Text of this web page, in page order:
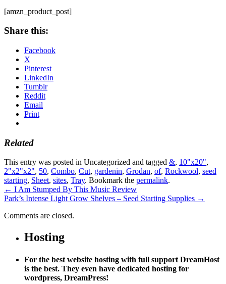
[amzn_product_post]
Share this:
Facebook
X
Pinterest
LinkedIn
Tumblr
Reddit
Email
Print
Related
This entry was posted in Uncategorized and tagged &, 10"x20",
2"x2"x2", 50, Combo, Cut, gardenin, Grodan, of, Rockwool, seed
starting, Sheet, sites, Tray. Bookmark the permalink.
← I Am Stumped By This Music Review
Park’s Intense Light Grow Shelves – Seed Starting Supplies →
Comments are closed.
Hosting
For the best website hosting with full support DreamHost
is the best. They even have dedicated hosting for
wordpress, DreamPress!